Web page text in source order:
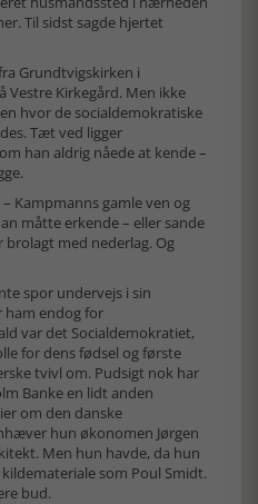
Til sidst sagde hjertet
Grundtvigskirken i
Vestre Kirkegård. Men ikke
hvor de socialdemokratiske
Tæt ved ligger
han aldrig nåede at kende –
Kampmanns gamle ven og
måtte erkende – eller sande
med nederlag. Og
spor undervejs i sin
ham endog for
var det Socialdemokratiet,
for dens fødsel og første
tvivl om. Pudsigt nok har
Banke en lidt anden
om den danske
hun økonomen Jørgen
Men hun havde, da hun
som Poul Smidt.
bud.